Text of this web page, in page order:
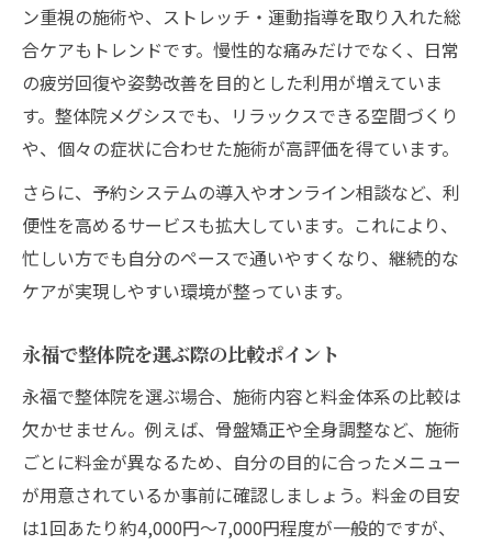
整体院での体調管理と健康維持の秘訣
整体院選びが体調改善のカギになる理由
ン重視の施術や、ストレッチ・運動指導を取り入れた総
合ケアもトレンドです。慢性的な痛みだけでなく、日常
の疲労回復や姿勢改善を目的とした利用が増えていま
す。整体院メグシスでも、リラックスできる空間づくり
や、個々の症状に合わせた施術が高評価を得ています。
さらに、予約システムの導入やオンライン相談など、利
便性を高めるサービスも拡大しています。これにより、
忙しい方でも自分のペースで通いやすくなり、継続的な
ケアが実現しやすい環境が整っています。
永福で整体院を選ぶ際の比較ポイント
永福で整体院を選ぶ場合、施術内容と料金体系の比較は
欠かせません。例えば、骨盤矯正や全身調整など、施術
ごとに料金が異なるため、自分の目的に合ったメニュー
が用意されているか事前に確認しましょう。料金の目安
は1回あたり約4,000円〜7,000円程度が一般的ですが、